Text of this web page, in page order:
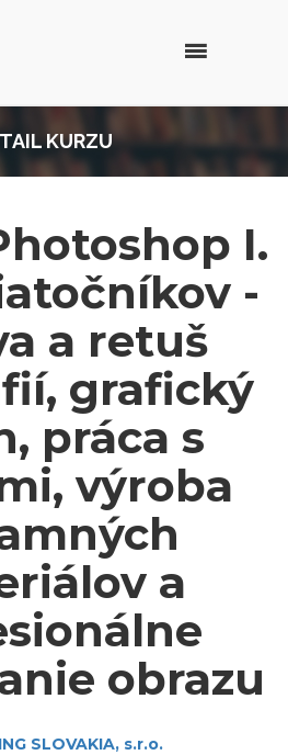
KURZU
I.
-
a retuš
grafický
práca s
výroba
a
obrazu
SLOVAKIA, s.r.o.